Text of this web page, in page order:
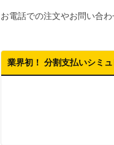
お電話での注文やお問い合
業界初！ 分割支払いシミ